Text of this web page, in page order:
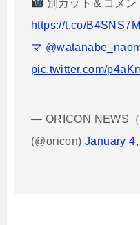
別カット＆コメン
https://t.co/
マ
pic.twitter.com/
— ORICON NEWS（
(@oricon)January